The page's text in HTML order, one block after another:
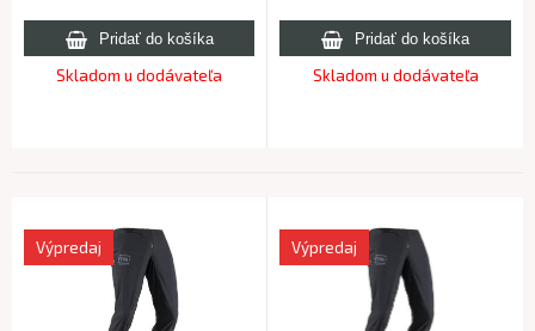
Skladom u dodávateľa Skladom u dodávateľa
Výpredaj Výpredaj